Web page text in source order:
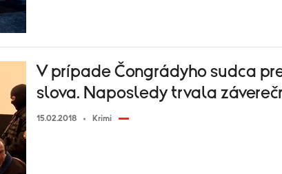
V prípade Čongrádyho sudca
slova. Naposledy trvala
15.02.2018 Krimi